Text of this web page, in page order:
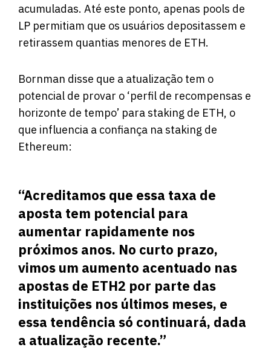
acumuladas. Até este ponto, apenas pools de
LP permitiam que os usuários depositassem e
retirassem quantias menores de ETH.
Bornman disse que a atualização tem o
potencial de provar o ‘perfil de recompensas e
horizonte de tempo’ para staking de ETH, o
que influencia a confiança na staking de
Ethereum:
“Acreditamos que essa taxa de
aposta tem potencial para
aumentar rapidamente nos
próximos anos. No curto prazo,
vimos um aumento acentuado nas
apostas de ETH2 por parte das
instituições nos últimos meses, e
essa tendência só continuará, dada
a atualização recente.”